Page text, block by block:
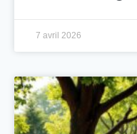
7 avril 2026